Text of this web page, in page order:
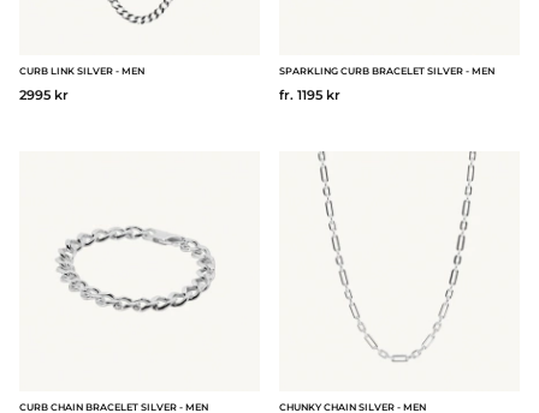
CURB LINK SILVER - MEN
2995 kr
SPARKLING CURB BRACELET SILVER - MEN
fr. 1195 kr
CURB CHAIN BRACELET SILVER - MEN CHUNKY CHAIN SILVER - MEN